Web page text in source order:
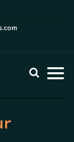
TO